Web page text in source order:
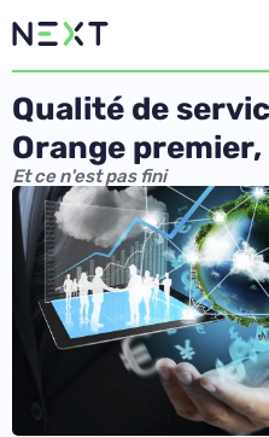
Qualité de
Orange
Et ce n'est pas fini